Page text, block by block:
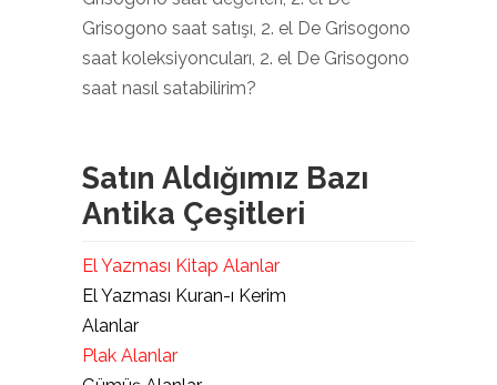
Grisogono saat satışı, 2. el De Grisogono
saat koleksiyoncuları, 2. el De Grisogono
saat nasıl satabilirim?
Satın Aldığımız Bazı
Antika Çeşitleri
El Yazması Kitap Alanlar
El Yazması Kuran-ı Kerim
Alanlar
Plak Alanlar